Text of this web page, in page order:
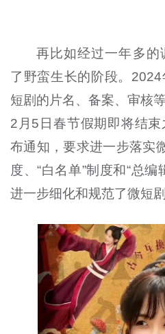
再比如经过一年多的
了野蛮生长的阶段。
短剧的片名、备案、审核
2月5日春节假期即将结
布通知，要求进一步落实
度、“白名单”制度和“总编
进一步细化和规范了微短剧